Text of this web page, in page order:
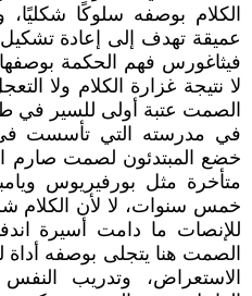
الكلام بوصفه سلوكًا شكليًا،
عميقة تهدف إلى إعادة
فيثاغورس فهم الحكمة
لا نتيجة غزارة الكلام ولا
الصمت عتبة أولى للسير في
في مدرسته التي تأسست في
خضع المبتدئون لصمت صارم
متأخرة مثل بورفيريوس
خمس سنوات، لا لأن الكلام
للإنصات ما دامت أسيرة
الصمت هنا يتجلى بوصفه
الاستعراض، وتدريب